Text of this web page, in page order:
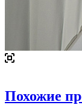
Похожие